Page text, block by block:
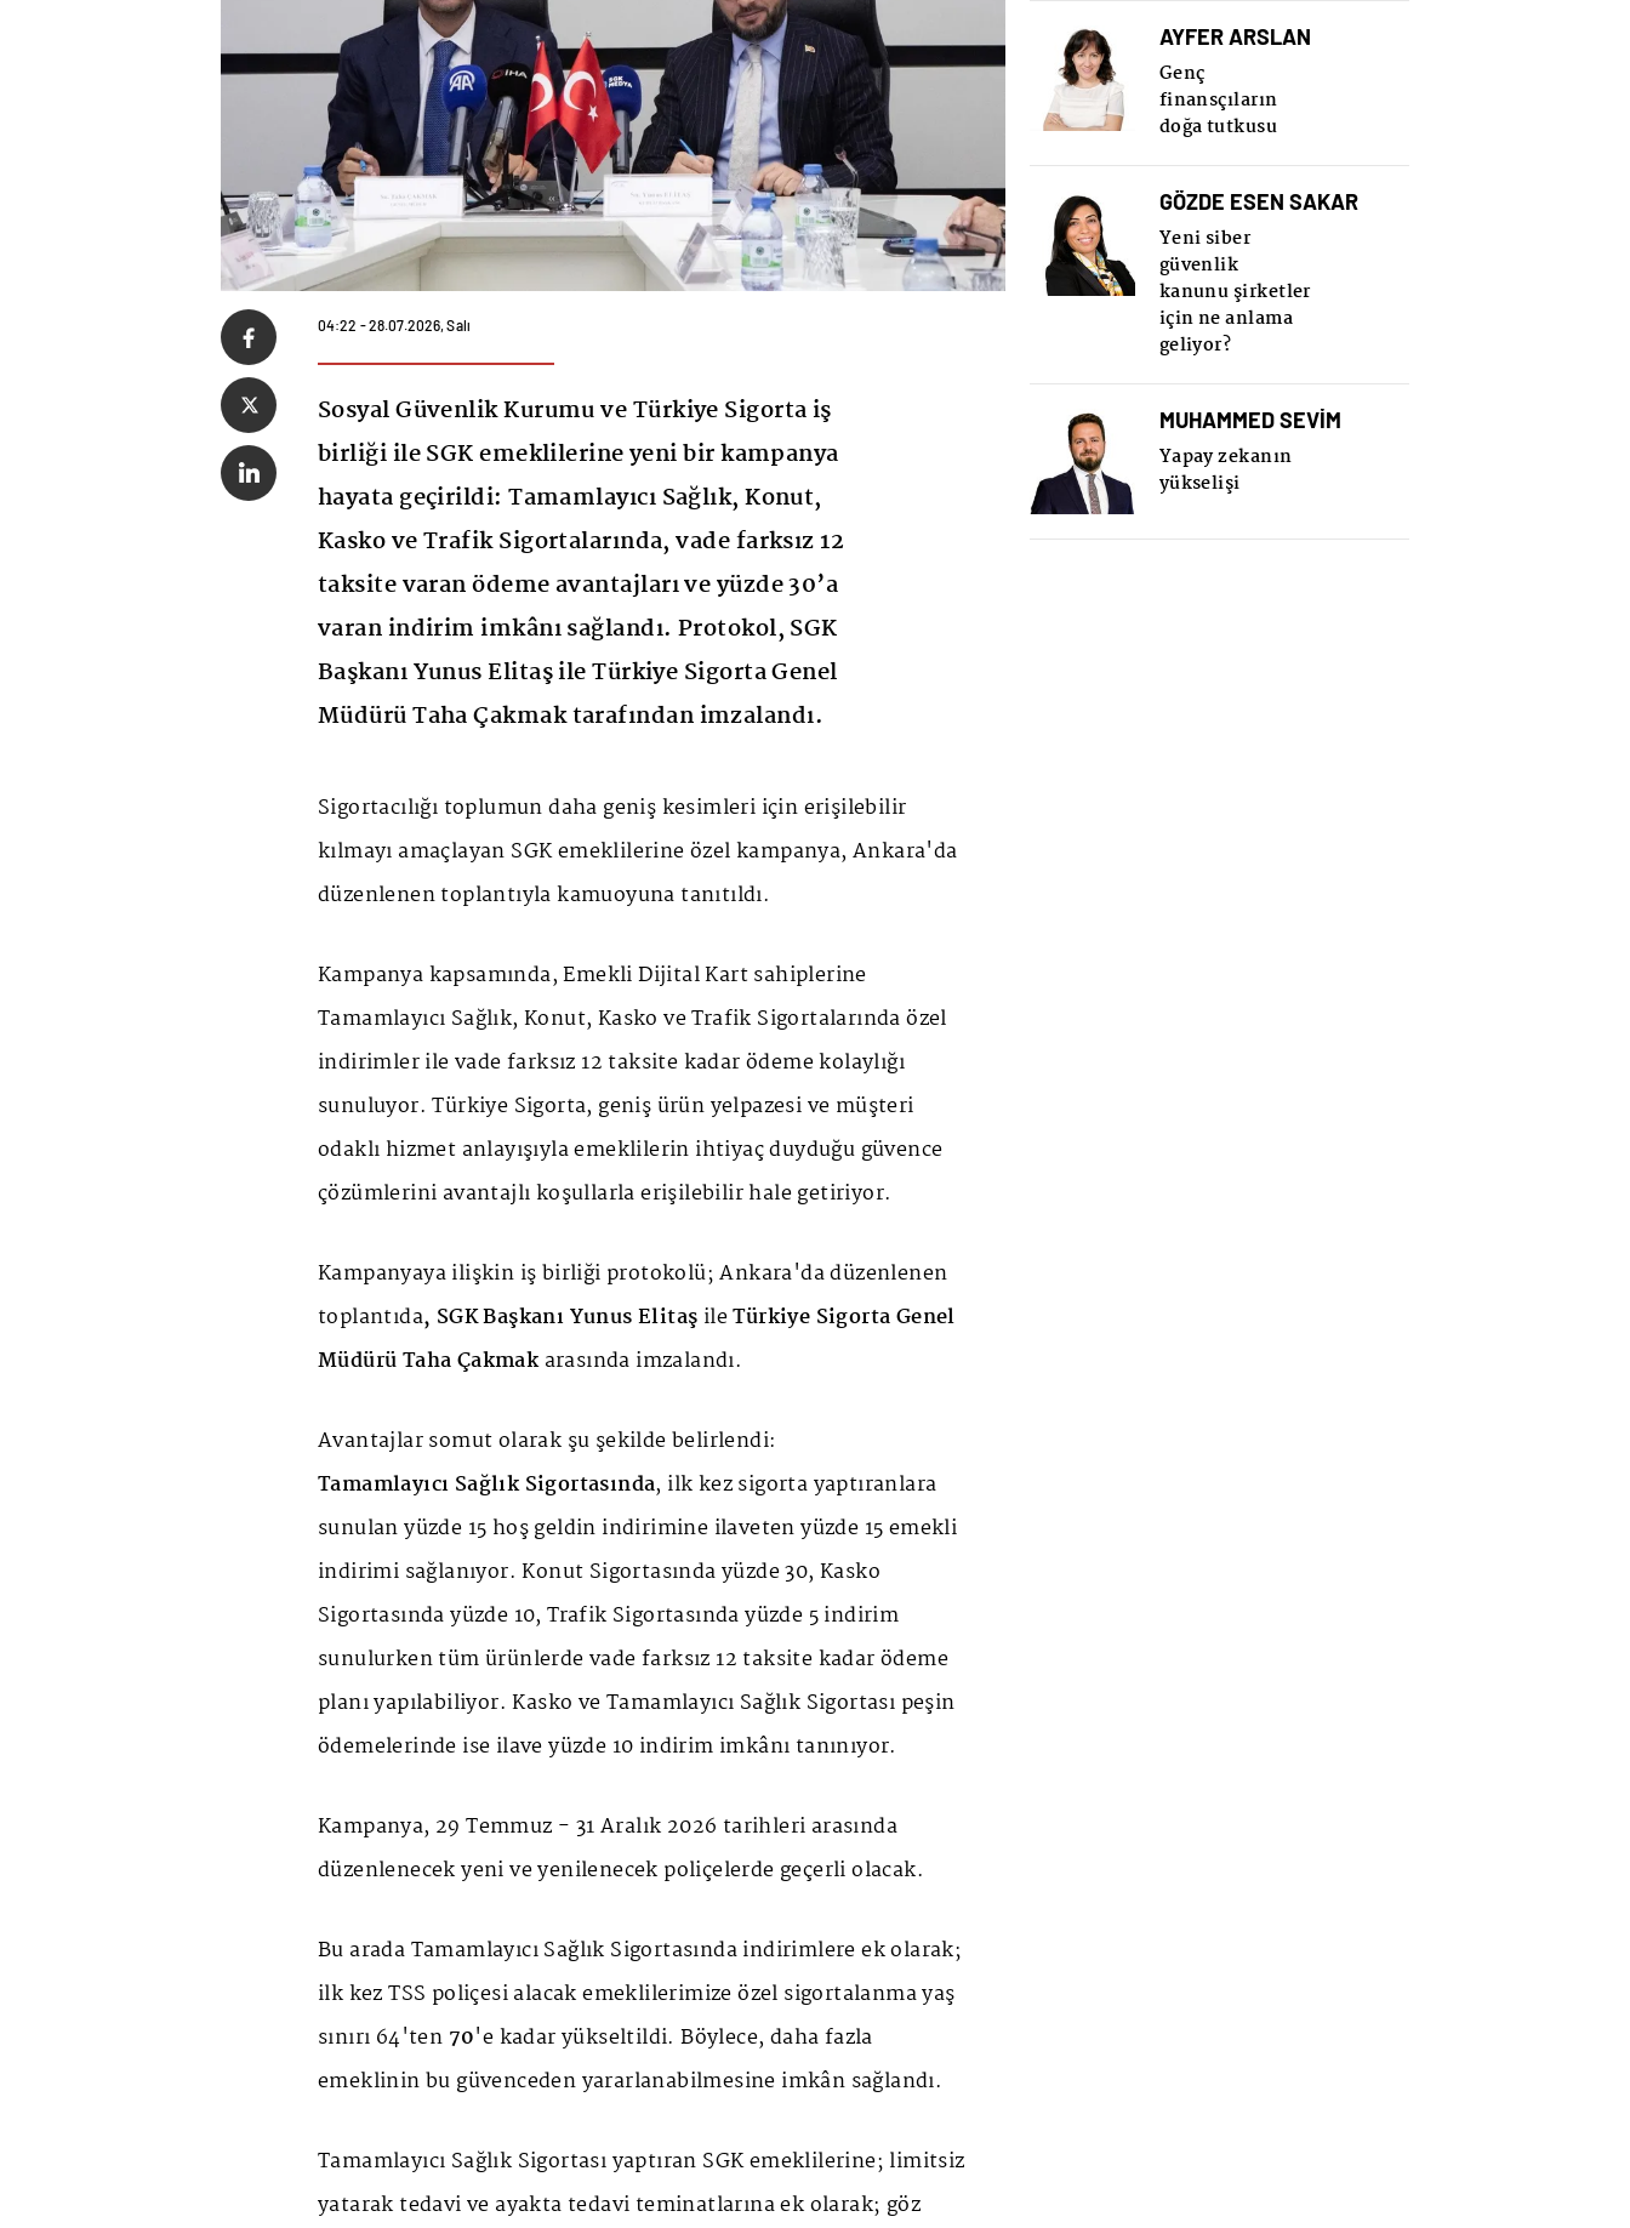
04:22 - 28.07.2026, Salı
Sosyal Güvenlik Kurumu ve Türkiye Sigorta iş
birliği ile SGK emeklilerine yeni bir kampanya
hayata geçirildi: Tamamlayıcı Sağlık, Konut,
Kasko ve Trafik Sigortalarında, vade farksız 12
taksite varan ödeme avantajları ve yüzde 30’a
varan indirim imkânı sağlandı. Protokol, SGK
Başkanı Yunus Elitaş ile Türkiye Sigorta Genel
Müdürü Taha Çakmak tarafından imzalandı.
Sigortacılığı toplumun daha geniş kesimleri için erişilebilir
kılmayı amaçlayan SGK emeklilerine özel kampanya, Ankara'da
düzenlenen toplantıyla kamuoyuna tanıtıldı.
Kampanya kapsamında, Emekli Dijital Kart sahiplerine
Tamamlayıcı Sağlık, Konut, Kasko ve Trafik Sigortalarında özel
indirimler ile vade farksız 12 taksite kadar ödeme kolaylığı
sunuluyor. Türkiye Sigorta, geniş ürün yelpazesi ve müşteri
odaklı hizmet anlayışıyla emeklilerin ihtiyaç duyduğu güvence
çözümlerini avantajlı koşullarla erişilebilir hale getiriyor.
Kampanyaya ilişkin iş birliği protokolü; Ankara'da düzenlenen
toplantıda, SGK Başkanı Yunus Elitaş ileTürkiye Sigorta Genel
Müdürü Taha Çakmakarasında imzalandı.
Avantajlar somut olarak şu şekilde belirlendi:
Tamamlayıcı Sağlık Sigortasında, ilk kez sigorta yaptıranlara
sunulan yüzde 15 hoş geldin indirimine ilaveten yüzde 15 emekli
indirimi sağlanıyor. Konut Sigortasında yüzde 30, Kasko
Sigortasında yüzde 10, Trafik Sigortasında yüzde 5 indirim
sunulurken tüm ürünlerde vade farksız 12 taksite kadar ödeme
planı yapılabiliyor. Kasko ve Tamamlayıcı Sağlık Sigortası peşin
ödemelerinde ise ilave yüzde 10 indirim imkânı tanınıyor.
Kampanya, 29 Temmuz - 31 Aralık 2026 tarihleri arasında
düzenlenecek yeni ve yenilenecek poliçelerde geçerli olacak.
Bu arada Tamamlayıcı Sağlık Sigortasında indirimlere ek olarak;
ilk kez TSS poliçesi alacak emeklilerimize özel sigortalanma yaş
sınırı 64'ten 70'e kadar yükseltildi. Böylece, daha fazla
emeklinin bu güvenceden yararlanabilmesine imkân sağlandı.
Tamamlayıcı Sağlık Sigortası yaptıran SGK emeklilerine; limitsiz
yatarak tedavi ve ayakta tedavi teminatlarına ek olarak; göz
AYFER ARSLAN
Genç
finansçıların
doğa tutkusu
GÖZDE ESEN SAKAR
Yeni siber
güvenlik
kanunu şirketler
için ne anlama
geliyor?
MUHAMMED SEVİM
Yapay zekanın
yükselişi